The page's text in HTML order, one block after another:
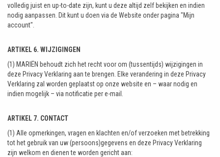
volledig juist en up-to-date zijn, kunt u deze altijd zelf bekijken en indien
nodig aanpassen. Dit kunt u doen via de Website onder pagina "Mijn
account".
ARTIKEL 6. WIJZIGINGEN
(1) MARIËN behoudt zich het recht voor om (tussentijds) wijzigingen in
deze Privacy Verklaring aan te brengen. Elke verandering in deze Privacy
Verklaring zal worden geplaatst op onze website en – waar nodig en
indien mogelijk – via notificatie per e-mail.
ARTIKEL 7. CONTACT
(1) Alle opmerkingen, vragen en klachten en/of verzoeken met betrekking
tot het gebruik van uw (persoons)gegevens en deze Privacy Verklaring
zijn welkom en dienen te worden gericht aan: